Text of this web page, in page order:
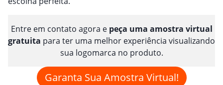
Entre em contato agora e peça uma amostra virtual
gratuita para ter uma melhor experiência visualizando
sua logomarca no produto.
Garanta Sua Amostra Virtual!